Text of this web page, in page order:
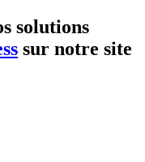
solutions
sur notre site